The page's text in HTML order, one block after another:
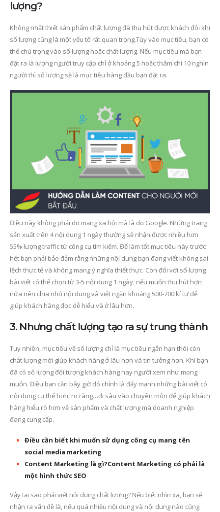
lượng?
Không nhất thiết sản phẩm chất lượng đã thu hút được khách đôi khi
số lượng cũng là một yếu tố rất quan trọng.Tùy vào mục tiêu, bạn có
thể chú trọng vào số lượng hoặc chất lượng. Nếu mục tiêu mà bạn
đặt ra là lượng người truy cập chỉ ở khoảng 5 hoặc thâm chí 10 nghìn
người thì số lượng sẽ là mục tiêu hàng đầu bạn đặt ra.
Điều này không phải do mạng xã hội mà là do Google. Những trang
sản xuất trên 4 nội dung 1 ngày thường sẽ nhận được nhiều hơn
55% lượng traffic từ công cụ tìm kiếm. Để làm tốt mục tiêu này trước
hết bạn phải bảo đảm rằng những nội dung bạn đang viết không sai
lệch thực tế và không mang ý nghĩa thiết thực. Còn đối với số lượng
bài viết có thể chọn từ 3-5 nội dung 1 ngày, nếu muốn thu hút hơn
nữa nên chia nhỏ nội dung và viết ngắn khoảng 500-700 kí tự để
giúp khách hàng đọc dễ hiểu và ở lâu hơn.
3. Nhưng chất lượng tạo ra sự trung thành
Tuy nhiên, mục tiêu về số lượng chỉ là mục tiêu ngắn hạn thôi còn
chất lượng mới giúp khách hàng ở lâu hơn và tin tưởng hơn. Khi bạn
đã có số lượng đối tượng khách hàng hay người xem như mong
muốn. Điều bạn cần bây giờ đó chính là đẩy mạnh những bài viết có
nội dung cụ thể hơn, rõ ràng…đi sâu vào chuyên môn để giúp khách
hàng hiểu rõ hơn về sản phẩm và chất lượng mà doanh nghiệp
đang cung cấp.
Điều cần biết khi muốn sử dụng công cụ mang tên
social media marketing
Content Marketing là gì?Content Marketing có phải là
một hình thức SEO
Vậy tại sao phải viết nội dung chất lượng? Nếu biết nhìn xa, bạn sẽ
nhận ra vấn đề là, nếu quá nhiều nội dung và nội dung nào cũng